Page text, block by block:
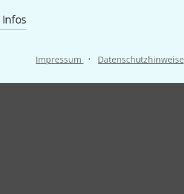
Impressum · Datenschutzhinweise